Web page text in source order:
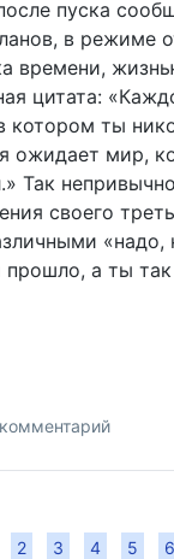
пуска
в режиме
времени,
цитата:
котором ты
ожидает мир,
Так
своего
«надо,
прошло, а ты
2 3 4 5
6